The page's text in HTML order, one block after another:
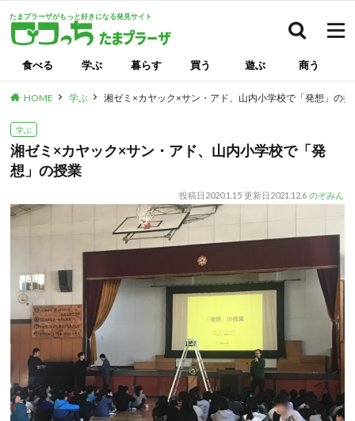
たまプラーザがもっと好きになる発見サイト
食べる 学ぶ 暮らす 買う 遊ぶ 商う
HOME 学ぶ 湘ゼミ×カヤック×サン・アド、山内小学校で「発想」の授
学ぶ
湘ゼミ×カヤック×サン・アド、山内小学校で「発
想」の授業
投稿日 2020.1.15 更新日 2021.12.6 のぞみん